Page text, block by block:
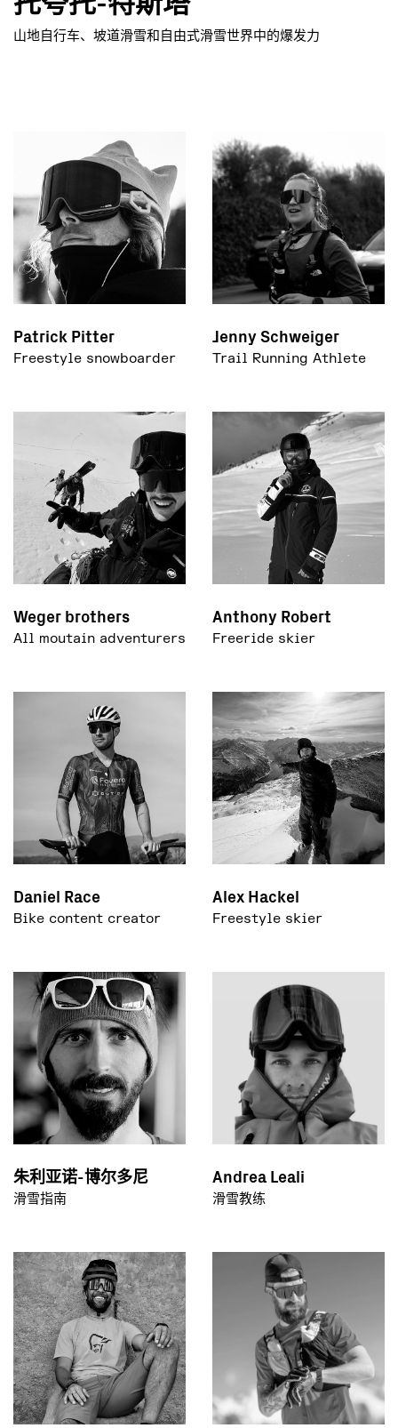
山地自行车、坡道滑雪和自由式滑雪世界中的爆发力
Patrick Pitter
Freestyle snowboarder
Jenny Schweiger
Trail Running Athlete
Weger brothers
All moutain adventurers
Anthony Robert
Freeride skier
Daniel Race
Bike content creator
Alex Hackel
Freestyle skier
朱利亚诺-博尔多尼
滑雪指南
Andrea Leali
滑雪教练